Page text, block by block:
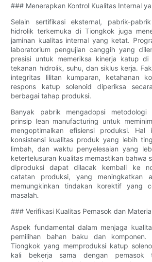
### Menerapkan Kontrol Kualitas Internal
Selain sertifikasi eksternal, pabrik-
hidrolik terkemuka di Tiongkok juga
jaminan kualitas internal yang ketat.
laboratorium pengujian canggih yang
presisi untuk memeriksa kinerja katup di
tekanan hidrolik, suhu, dan siklus kerja.
integritas lilitan kumparan, ketahanan
respons katup solenoid diperiksa
berbagai tahap produksi.
Banyak pabrik mengadopsi
prinsip lean manufacturing untuk
mengoptimalkan efisiensi produksi. Hal
konsistensi kualitas produk yang lebih
limbah, dan waktu penyelesaian yang
ketertelusuran kualitas memastikan bahwa
diproduksi dapat dilacak kembali ke
catatan produksi, yang meningkatkan
memungkinkan tindakan korektif yang
masalah.
### Verifikasi Kualitas Pemasok dan
Aspek fundamental dalam menjaga
pemilihan bahan baku dan komponen.
Tiongkok yang memproduksi katup
kali bekerja sama dengan pemasok